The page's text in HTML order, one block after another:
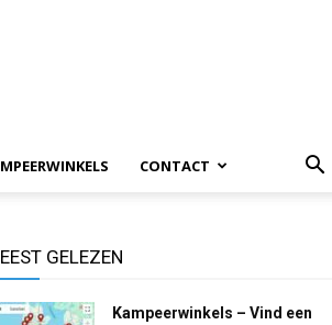
CONTACT
GELEZEN
Kampeerwinkels – Vind een